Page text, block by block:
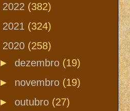
2022 (382)
2021 (324)
2020 (258)
► dezembro (19)
► novembro (19)
► outubro (27)